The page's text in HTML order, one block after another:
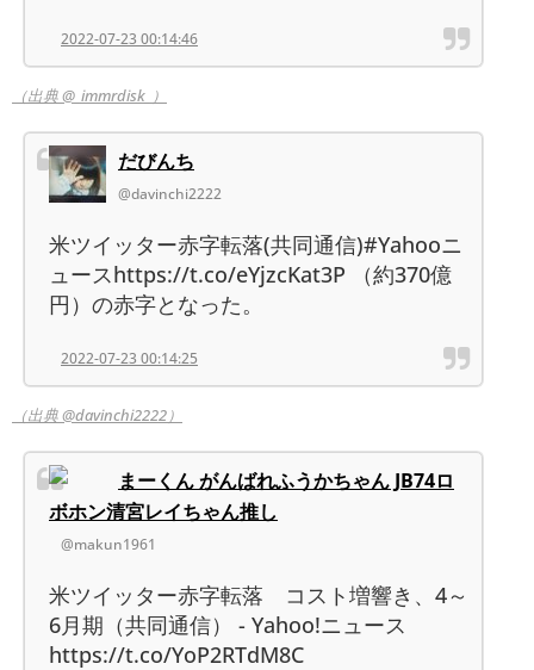
2022-07-23 00:14:46
（出典 @_immrdisk_）
だびんち
@davinchi2222
米ツイッター赤字転落(共同通信)#Yahooニ
ュースhttps://t.co/eYjzcKat3P （約370億
円）の赤字となった。
2022-07-23 00:14:25
（出典 @davinchi2222）
まーくん がんばれふうかちゃん JB74ロ
ボホン清宮レイちゃん推し
@makun1961
米ツイッター赤字転落 コスト増響き、4～
6月期（共同通信） - Yahoo!ニュース
https://t.co/YoP2RTdM8C